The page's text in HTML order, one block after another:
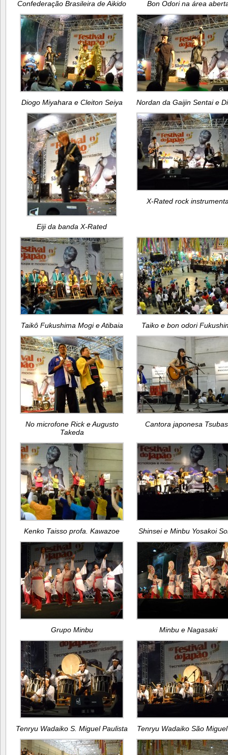
Confederação Brasileira de Aikido Bon Odori na área
Diogo Miyahara e Cleiton Seiya Nordan da Gaijin Sentai e
Eiji da banda X-Rated
X-Rated rock
Taikô Fukushima Mogi e Atibaia Taiko e bon odori
No microfone Rick e Augusto
Takeda
Cantora japonesa
Kenko Taisso profa. Kawazoe Shinsei e Minbu Yosakoi
Grupo Minbu Minbu e Nagasaki
Tenryu Wadaiko S. Miguel Paulista Tenryu Wadaiko São